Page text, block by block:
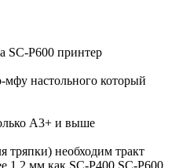
SC-P600 принтер
мфу настольного который
А3+ и выше
тряпки) необходим тракт